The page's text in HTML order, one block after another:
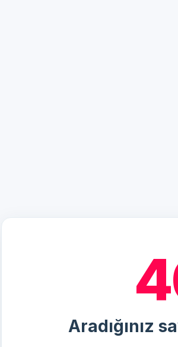
Aradığınız